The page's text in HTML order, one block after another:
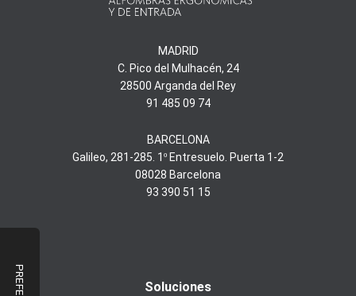
MADRID
C. Pico del Mulhacén, 24
28500 Arganda del Rey
91 485 09 74
BARCELONA
Galileo, 281-285. 1º Entresuelo. Puerta 1-2
08028 Barcelona
93 390 51 15
Soluciones